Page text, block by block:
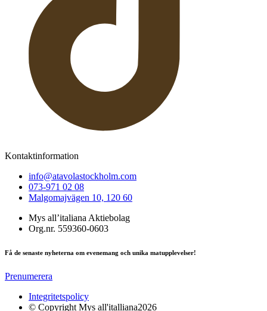
Kontaktinformation
info@atavolastockholm.com
073-971 02 08
Malgomajvägen 10, 120 60
Mys all’italiana Aktiebolag
Org.nr. 559360-0603
Få de senaste nyheterna om evenemang och unika matupplevelser!
Prenumerera
Integritetspolicy
© Copyright Mys all'italliana2026